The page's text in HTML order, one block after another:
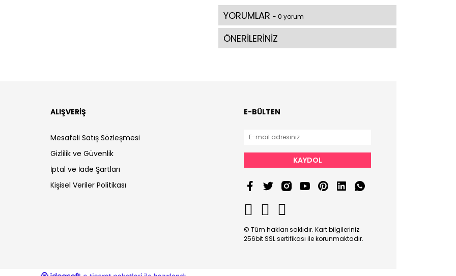
YORUMLAR - 0 yorum
ÖNERİLERİNİZ
ALIŞVERİŞ
Mesafeli Satış Sözleşmesi
Gizlilik ve Güvenlik
İptal ve İade Şartları
Kişisel Veriler Politikası
E-BÜLTEN
KAYDOL
© Tüm hakları saklıdır. Kart bilgileriniz
256bit SSL sertifikası ile korunmaktadır.